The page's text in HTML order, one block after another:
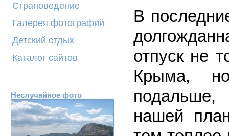
Страноведение
Галерея фотографий
Детский отдых
Каталог сайтов
Неслучайное фото
В
отпуск не
Крыма,
нашей